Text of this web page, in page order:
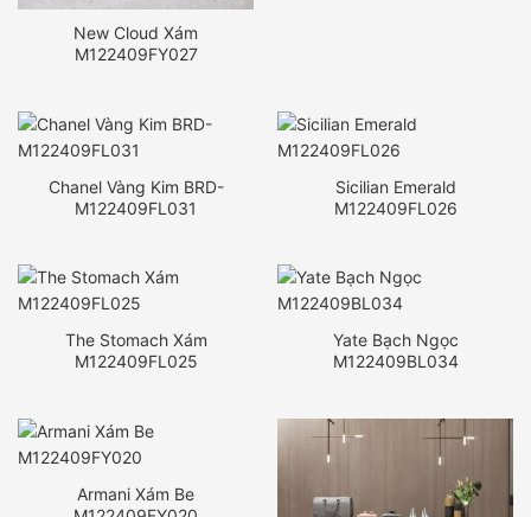
New Cloud Xám
M122409FY027
Chanel Vàng Kim BRD-
M122409FL031
Sicilian Emerald
M122409FL026
The Stomach Xám
M122409FL025
Yate Bạch Ngọc
M122409BL034
Armani Xám Be